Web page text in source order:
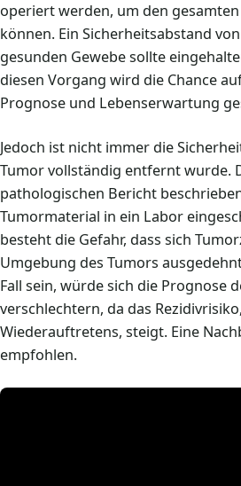
operiert werden, um den
können. Ein Sicherheitsabstand
gesunden Gewebe sollte
diesen Vorgang wird die Chance
Prognose und Lebenserwartung
Jedoch ist nicht immer die
Tumor vollständig entfernt wurde.
pathologischen Bericht
Tumormaterial in ein Labor
besteht die Gefahr, dass sich
Umgebung des Tumors
Fall sein, würde sich die Prognose
verschlechtern, da das
Wiederauftretens, steigt. Eine
empfohlen.